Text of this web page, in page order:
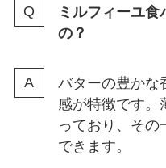
ミルフィーユ
の？
バターの豊かな
感が特徴です。
っており、その
できます。